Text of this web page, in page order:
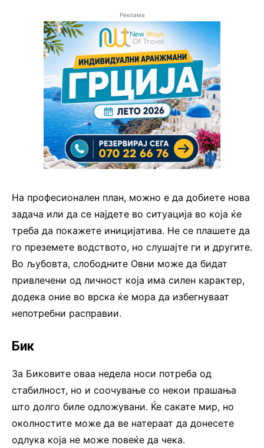
Реклама
На професионален план, можно е да добиете нова
задача или да се најдете во ситуација во која ќе
треба да покажете иницијатива. Не се плашете да
го преземете водството, но слушајте ги и другите.
Во љубовта, слободните Овни може да бидат
привлечени од личност која има силен карактер,
додека оние во врска ќе мора да избегнуваат
непотребни расправии.
Бик
За Биковите оваа недела носи потреба од
стабилност, но и соочување со некои прашања
што долго биле одложувани. Ќе сакате мир, но
околностите може да ве натераат да донесете
одлука која не може повеќе да чека.